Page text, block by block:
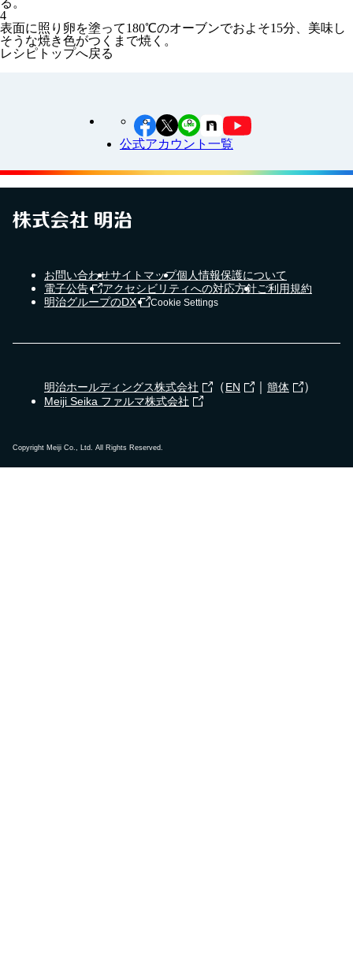
る。
4
表面に照り卵を塗って180℃のオーブンでおよそ15分、美味し
そうな焼き色がつくまで焼く。
レシピトップへ戻る
公式アカウント一覧
お問い合わせサイトマップ個人情報保護について
電子公告
アクセシビリティへの対応方針ご利用規約
明治グループのDX
Cookie Settings
明治ホールディングス株式会社 （EN 簡体 ）
Meiji Seika ファルマ株式会社
Copyright Meiji Co., Ltd. All Rights Reserved.